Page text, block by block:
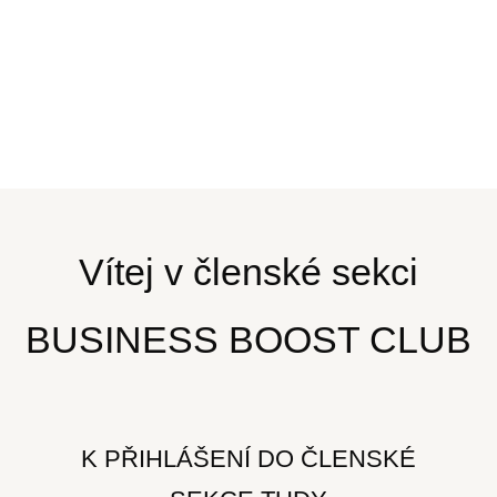
Vítej v členské sekci
BUSINESS BOOST CLUB
K PŘIHLÁŠENÍ DO ČLENSKÉ